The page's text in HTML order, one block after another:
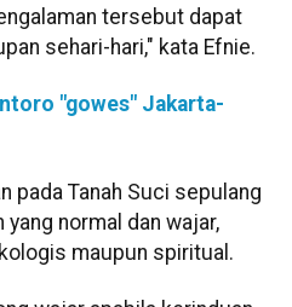
tersebut dapat
sehari-hari," kata Efnie.
"gowes" Jakarta-
pada Tanah Suci sepulang
normal dan wajar,
maupun spiritual.